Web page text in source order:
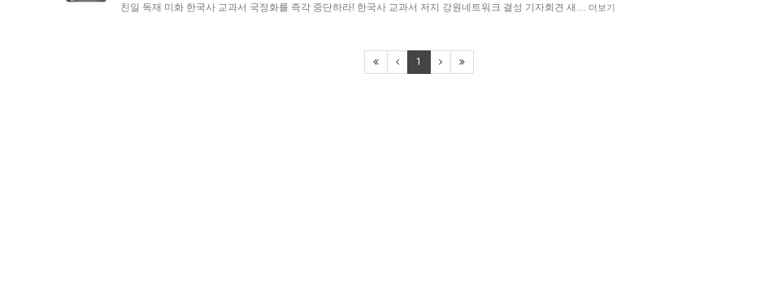
친일 독재 미화 한국사 교과서 국정화를 즉각 중단하라!​ ​한국사 교과서 저지 강원네트워크 결성 기자회견 새… 더보기
1